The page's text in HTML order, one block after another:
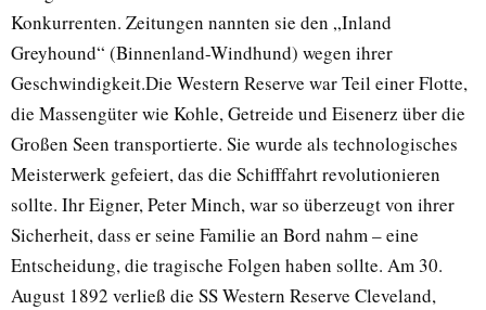
Konkurrenten. Zeitungen nannten sie den „Inland
Greyhound“ (Binnenland-Windhund) wegen ihrer
Geschwindigkeit.Die Western Reserve war Teil einer Flotte,
die Massengüter wie Kohle, Getreide und Eisenerz über die
Großen Seen transportierte. Sie wurde als technologisches
Meisterwerk gefeiert, das die Schifffahrt revolutionieren
sollte. Ihr Eigner, Peter Minch, war so überzeugt von ihrer
Sicherheit, dass er seine Familie an Bord nahm – eine
Entscheidung, die tragische Folgen haben sollte. Am 30.
August 1892 verließ die SS Western Reserve Cleveland,